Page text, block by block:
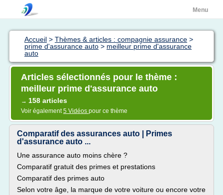
Menu
Accueil > Thèmes & articles : compagnie assurance >
prime d'assurance auto > meilleur prime d'assurance
auto
Articles sélectionnés pour le thème :
meilleur prime d'assurance auto
→ 158 articles
Voir également5 Vidéos pour ce thème
Comparatif des assurances auto | Primes
d'assurance auto ...
Une assurance auto moins chère ?
Comparatif gratuit des primes et prestations
Comparatif des primes auto
Selon votre âge, la marque de votre voiture ou encore votre